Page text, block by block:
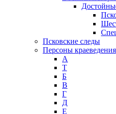
Псковские следы
Персоны краеведения
А
T
Б
В
Г
Д
Е